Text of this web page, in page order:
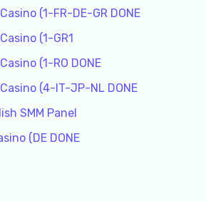
(1-FR-DE-GR DONE
(1-GR1
(1-RO DONE
(4-IT-JP-NL DONE
SMM Panel
(DE DONE